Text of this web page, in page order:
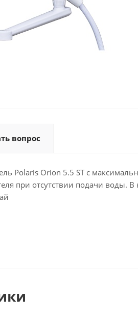
вопрос
Polaris Orion 5.5 ST с
при отсутствии подачи воды.